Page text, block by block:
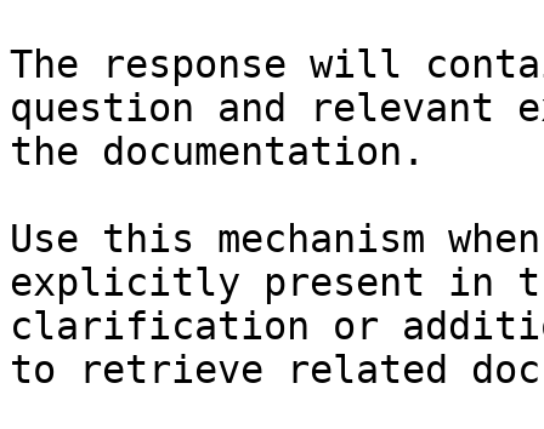
The response will
question and relevant
the documentation.
Use this mechanism
explicitly present in
clarification or